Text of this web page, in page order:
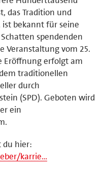
das Tradition und
bekannt für seine
spendenden
Veranstaltung vom 25.
Eröffnung erfolgt am
traditionellen
durch
(SPD). Geboten wird
ein
du hier:
karrie…